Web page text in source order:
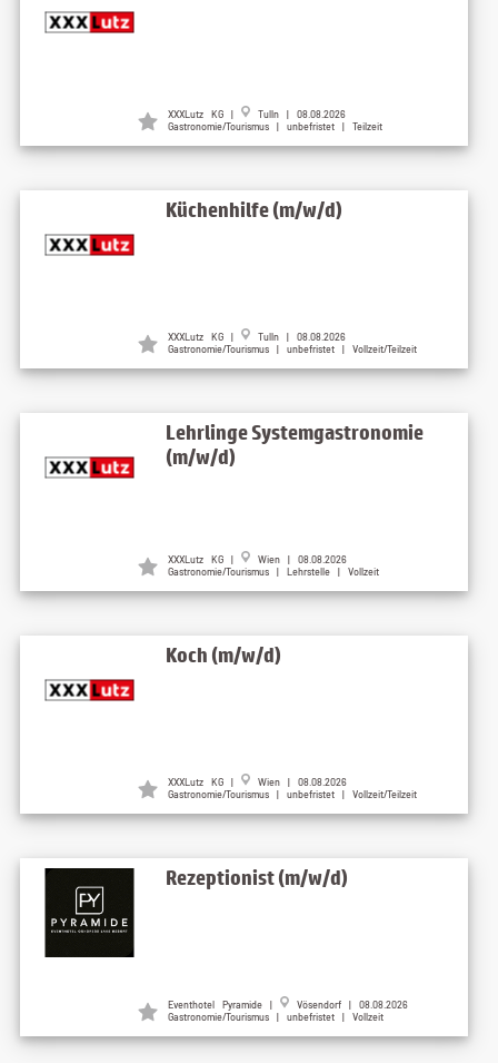
XXXLutz KG |
Tulln | 08.08.2026
Gastronomie/Tourismus | unbefristet | Teilzeit
Küchenhilfe (m/w/d)
XXXLutz KG |
Tulln | 08.08.2026
Gastronomie/Tourismus | unbefristet | Vollzeit/Teilzeit
Lehrlinge Systemgastronomie
(m/w/d)
XXXLutz KG |
Wien | 08.08.2026
Gastronomie/Tourismus | Lehrstelle | Vollzeit
Koch (m/w/d)
XXXLutz KG |
Wien | 08.08.2026
Gastronomie/Tourismus | unbefristet | Vollzeit/Teilzeit
Rezeptionist (m/w/d)
Eventhotel Pyramide |
Vösendorf | 08.08.2026
Gastronomie/Tourismus | unbefristet | Vollzeit